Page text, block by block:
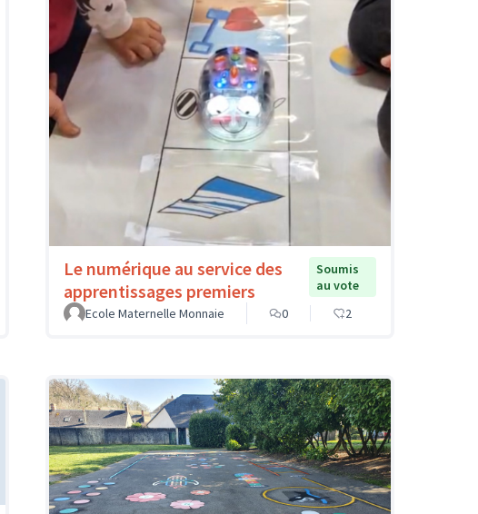
Le numérique au service des
apprentissages premiers
Soumis
au vote
Ecole Maternelle Monnaie
0 2